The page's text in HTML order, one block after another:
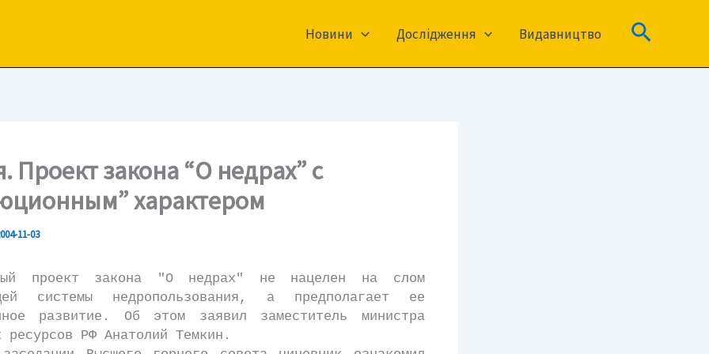
Новини Дослідження Видавництво Пошук
Проект закона “О недрах” с
характером
11-03
закона "О недрах" не нацелен на слом
системы недропользования, а предполагает ее
развитие. Об этом заявил заместитель министра
ресурсов РФ Анатолий Темкин.